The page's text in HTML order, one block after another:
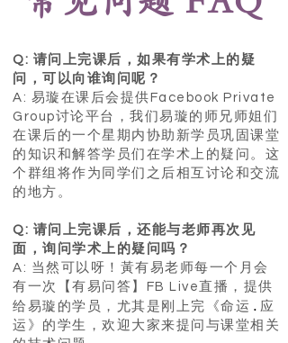
Q: 请问上完课后，如果有学术上的疑
问，可以向谁询问呢？
A: 易璇在课后会提供Facebook Private
Group讨论平台，我们易璇的师兄师姐们
在课后的一个星期内协助新学员巩固课堂
的知识和解答学员们在学术上的疑问。这
个群组将作为同学们之后相互讨论和交流
的地方。
Q: 请问上完课后，还能与老师再次见
面，询问学术上的疑问吗？
A: 当然可以呀！黃有易老师每一个月会
有一次【有易问答】FB Live直播，提供
给易璇的学员，尤其是刚上完《命运 . 应
运》的学生，欢迎大家来提问与课堂相关